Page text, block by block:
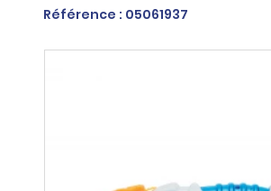
Référence : 05061937